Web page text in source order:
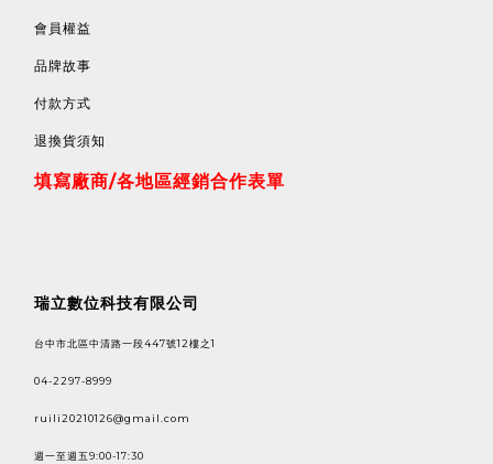
會員權益
品牌故事
付款方式
退換貨須知
填寫廠商/各地區經銷合作表單
瑞立數位科技有限公司
台中市北區中清路一段447號12樓之1
04-2297-8999
ruili20210126@gmail.com
週一至週五9:00-17:30